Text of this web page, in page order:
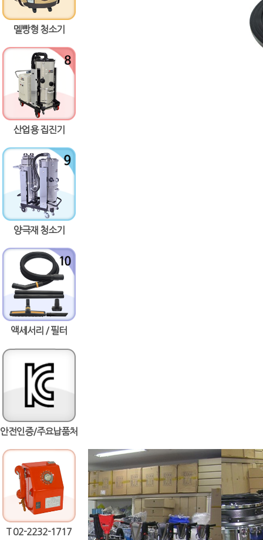
멜빵형 청소기
산업용 집진기
양극재 청소기
액세서리 / 필터
안전인증/주요납품처
T 02-2232-1717